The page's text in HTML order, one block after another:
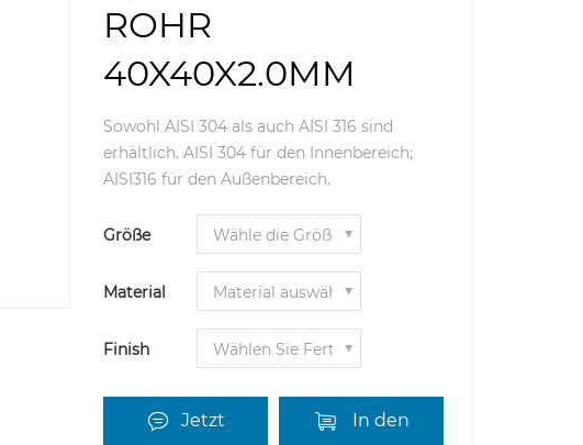
ROHR
40X40X2.0MM
Sowohl AISI 304 als auch AISI 316 sind
erhältlich. AISI 304 für den Innenbereich;
AISI316 für den Außenbereich.
Größe
Material
Finish
Jetzt
In den